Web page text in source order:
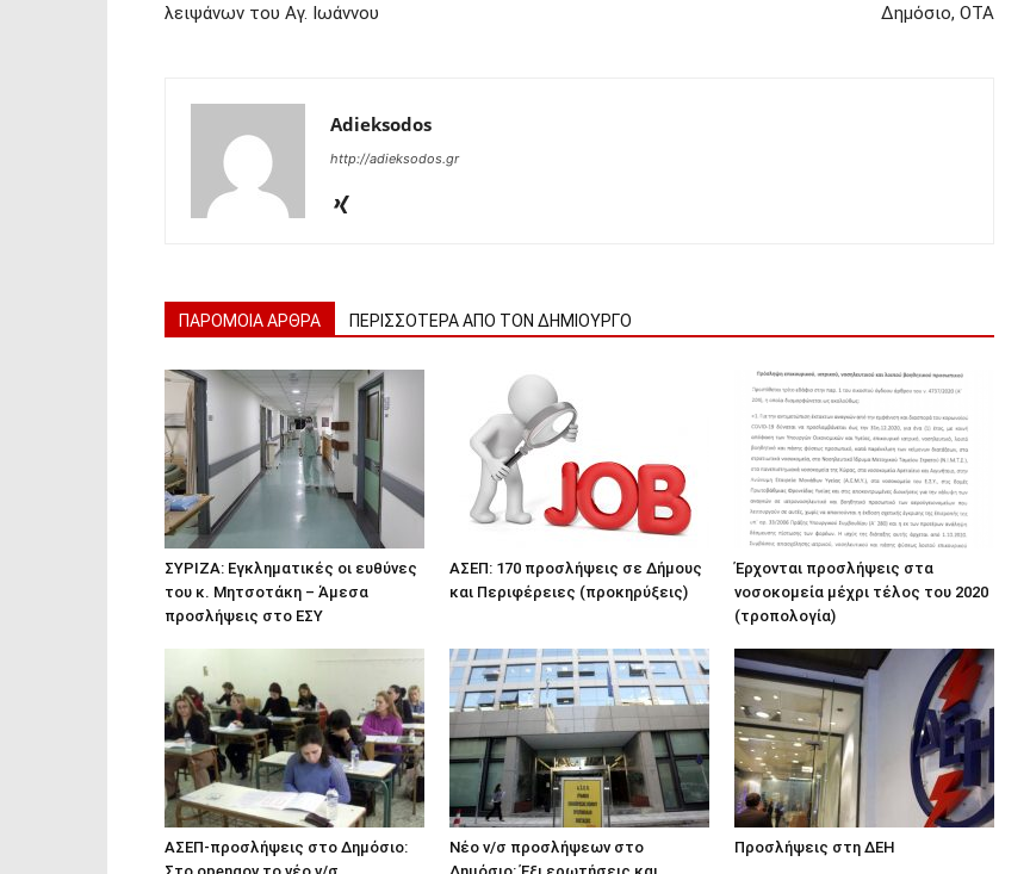
λειψάνων του Αγ. Ιωάννου
Δημόσιο, ΟΤΑ
Adieksodos
http://adieksodos.gr
ΠΑΡΟΜΟΙΑ ΑΡΘΡΑ ΠΕΡΙΣΣΟΤΕΡΑ ΑΠΟ ΤΟΝ ΔΗΜΙΟΥΡΓΟ
ΣΥΡΙΖΑ: Εγκληματικές οι ευθύνες
του κ. Μητσοτάκη – Άμεσα
προσλήψεις στο ΕΣΥ
ΑΣΕΠ: 170 προσλήψεις σε Δήμους
και Περιφέρειες (προκηρύξεις)
Έρχονται προσλήψεις στα
νοσοκομεία μέχρι τέλος του 2020
(τροπολογία)
ΑΣΕΠ-προσλήψεις στο Δημόσιο:
Νέο ν/σ προσλήψεων στο
Προσλήψεις στη ΔΕΗ